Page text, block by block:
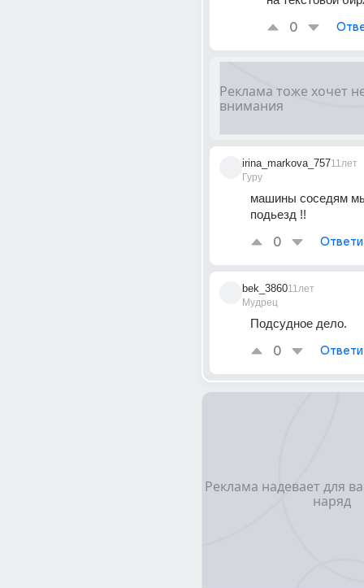
0
irina_markova_757
Гуру
11лет
машины соседям
подьезд !!
0
bek_3860
Мудрец
11лет
Подсудное дело.
0